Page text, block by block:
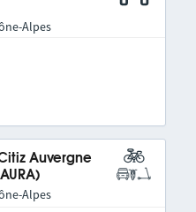
Alpes
Auvergne
Alpes